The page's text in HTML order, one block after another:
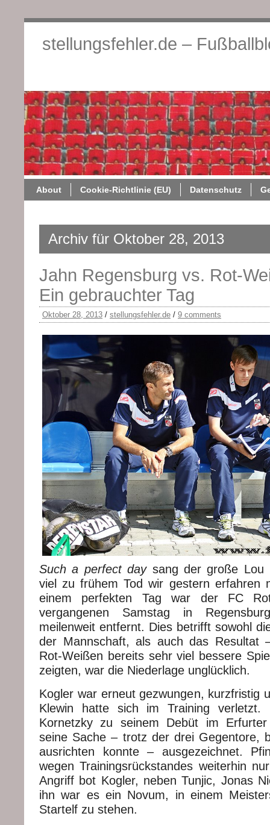
stellungsfehler.de –
About Cookie-Richtlinie (EU) Datenschutz
Archiv für Oktober 28, 2013
Jahn Regensburg vs. Rot-
Ein gebrauchter Tag
Oktober 28, 2013 / stellungsfehler.de / 9 comments
Such a perfect daysang der große Lou
viel zu frühem Tod wir gestern erfahren
einem perfekten Tag war der FC
vergangenen Samstag in
meilenweit entfernt. Dies betrifft sowohl
der Mannschaft, als auch das Resultat
Rot-Weißen bereits sehr viel bessere
zeigten, war die Niederlage unglücklich.
Kogler war erneut gezwungen, kurzfristig
Klewin hatte sich im Training
Kornetzky zu seinem Debüt im
seine Sache – trotz der drei Gegentore,
ausrichten konnte – ausgezeichnet.
wegen Trainingsrückstandes weiterhin
Angriff bot Kogler, neben Tunjic, Jonas
ihn war es ein Novum, in einem
Startelf zu stehen.